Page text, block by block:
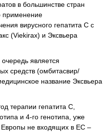
в большинстве стран
применение
вирусного гепатита С с
(Viekirax) и Эксвьера
является
средств (омбитасвир/
название Эксвьера
терапии гепатита С,
и 4-го генотипа, уже
Европы не входящих в ЕС –